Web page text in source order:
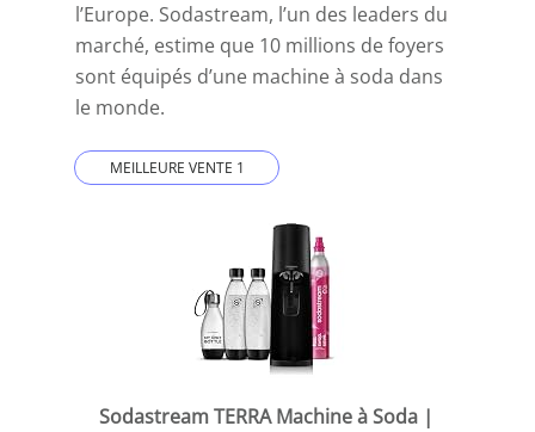
l’Europe. Sodastream, l’un des leaders du
marché, estime que 10 millions de foyers
sont équipés d’une machine à soda dans
le monde.
MEILLEURE VENTE 1
Sodastream TERRA Machine à Soda |